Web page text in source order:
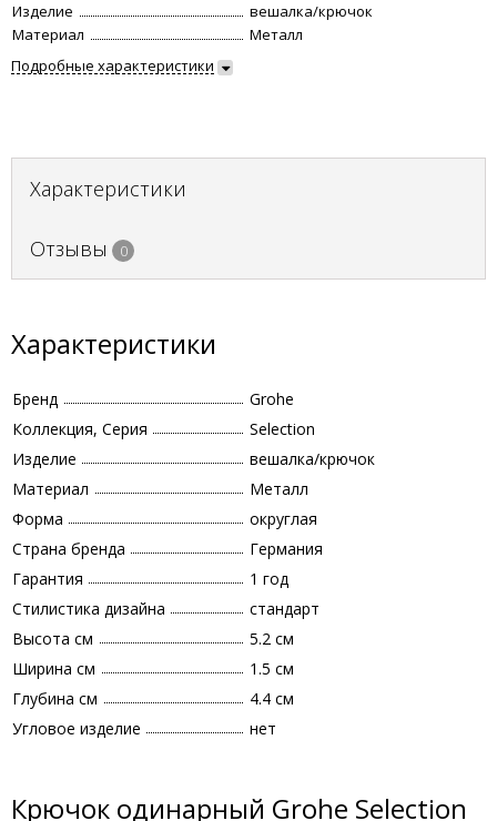
Изделие
вешалка/крючок
Материал
Металл
Подробные характеристики
Характеристики
Отзывы 0
Характеристики
Бренд
Grohe
Коллекция, Серия
Selection
Изделие
вешалка/крючок
Материал
Металл
Форма
округлая
Страна бренда
Германия
Гарантия
1 год
Стилистика дизайна
стандарт
Высота см
5.2 см
Ширина см
1.5 см
Глубина см
4.4 см
Угловое изделие
нет
Крючок одинарный Grohe Selection